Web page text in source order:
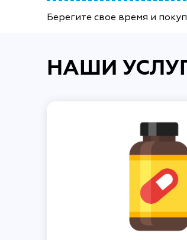
Берегите свое время и
НАШИ